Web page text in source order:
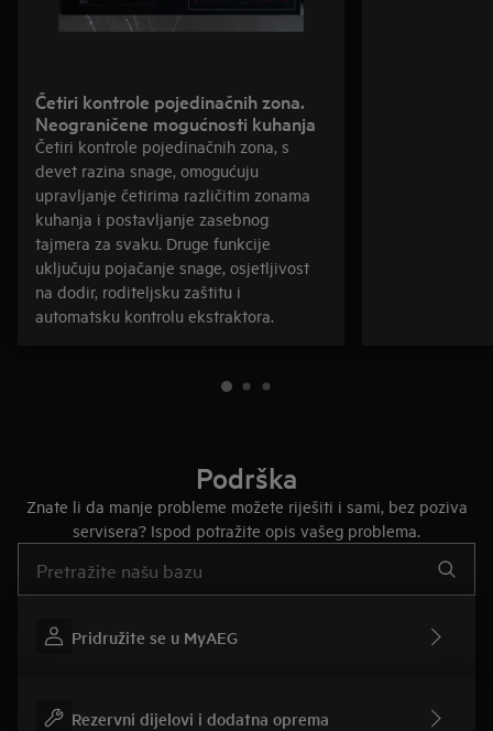
Četiri kontrole pojedinačnih zona.
Neograničene mogućnosti kuhanja
Četiri kontrole pojedinačnih zona, s
devet razina snage, omogućuju
upravljanje četirima različitim zonama
kuhanja i postavljanje zasebnog
tajmera za svaku. Druge funkcije
uključuju pojačanje snage, osjetljivost
na dodir, roditeljsku zaštitu i
automatsku kontrolu ekstraktora.
Podrška
Znate li da manje probleme možete riješiti i sami, bez poziva
servisera? Ispod potražite opis vašeg problema.
Pridružite se u MyAEG
Rezervni dijelovi i dodatna oprema